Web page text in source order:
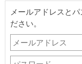
メールアドレスと
ださい。